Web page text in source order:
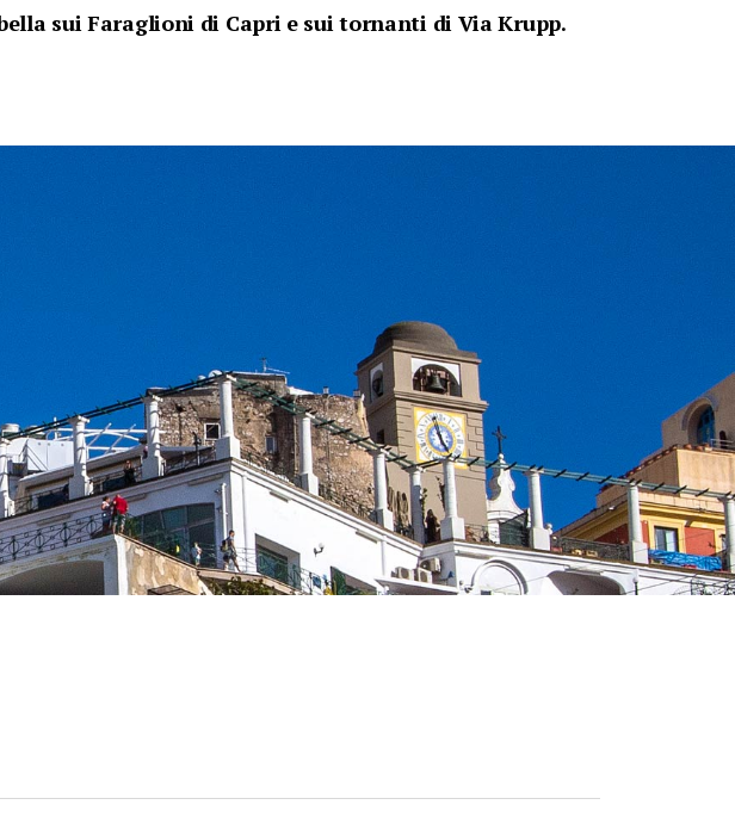
sui Faraglioni di Capri e sui tornanti di Via Krupp.